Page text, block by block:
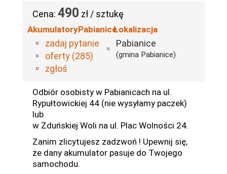
Cena: 490 zł / sztukę
AkumulatoryPabianice
zadaj pytanie
oferty (285)
zgłoś
Lokalizacja
Pabianice
(gmina Pabianice)
Odbiór osobisty w Pabianicach na ul.
Rypułtowickiej 44 (nie wysyłamy paczek)
lub
w Zduńskiej Woli na ul. Plac Wolności 24.
Zanim zlicytujesz zadzwoń ! Upewnij się,
że dany akumulator pasuje do Twojego
samochodu.